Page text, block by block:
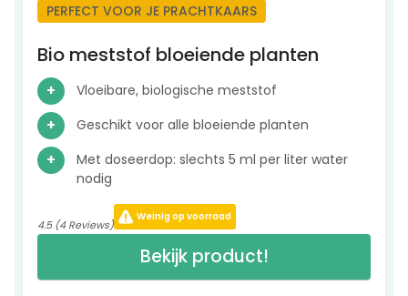
PERFECT VOOR JE PRACHTKAARS
Bio meststof bloeiende planten
Vloeibare, biologische meststof
Geschikt voor alle bloeiende planten
Met doseerdop: slechts 5 ml per liter water
nodig
Bekijk product!
4.5 (4 Reviews)
Weinig op voorraad